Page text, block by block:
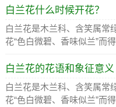
白兰花什么时候开花？
白兰花是木兰科、含笑属常
花“色白微碧、香味似兰”而
白兰花的花语和象征意义
白兰花是木兰科、含笑属常
花“色白微碧、香味似兰”而